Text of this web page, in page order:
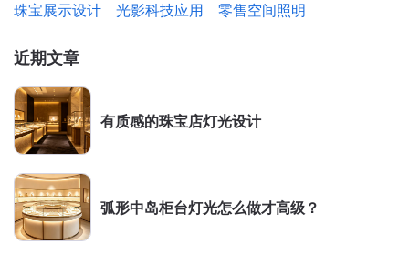
珠宝展示设计
光影科技应用 零售空间照明
近期文章
有质感的珠宝店灯光设计
弧形中岛柜台灯光怎么做才高级？